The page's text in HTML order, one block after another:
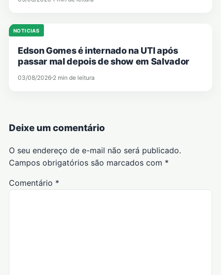
NOTICIAS
Edson Gomes é internado na UTI após
passar mal depois de show em Salvador
03/08/2026 2 min de leitura
Deixe um comentário
O seu endereço de e-mail não será publicado.
Campos obrigatórios são marcados com *
Comentário *